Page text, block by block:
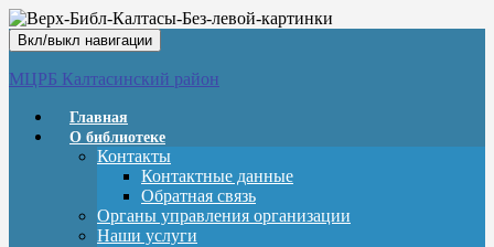
Вкл/выкл навигации
МЦРБ Калтасинский район
Главная
О библиотеке
Контакты
Контактные данные
Обратная связь
Органы управления организации
Наши услуги